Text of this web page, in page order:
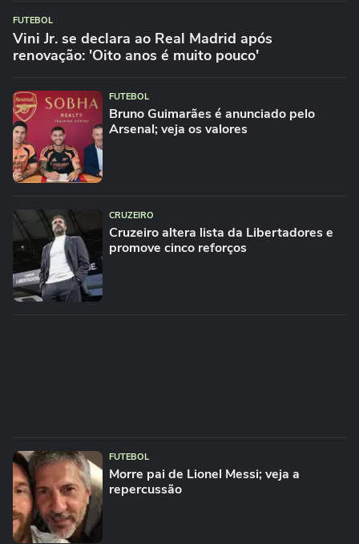
FUTEBOL
Vini Jr. se declara ao Real Madrid após
renovação: 'Oito anos é muito pouco'
FUTEBOL
Bruno Guimarães é anunciado pelo
Arsenal; veja os valores
CRUZEIRO
Cruzeiro altera lista da Libertadores e
promove cinco reforços
FUTEBOL
Morre pai de Lionel Messi; veja a
repercussão